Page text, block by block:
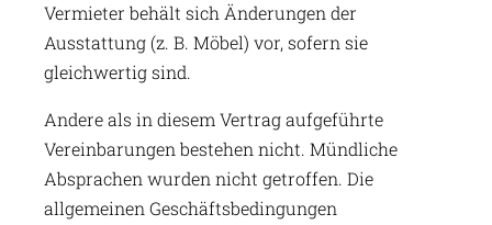
Vermieter behält sich Änderungen der
Ausstattung (z. B. Möbel) vor, sofern sie
gleichwertig sind.
Andere als in diesem Vertrag aufgeführte
Vereinbarungen bestehen nicht. Mündliche
Absprachen wurden nicht getroffen. Die
allgemeinen Geschäftsbedingungen